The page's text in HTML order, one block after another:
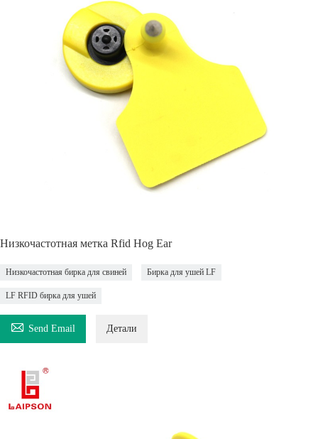
Низкочастотная метка Rfid Hog Ear
Низкочастотная бирка для свиней Бирка для ушей LF
LF RFID бирка для ушей
 Send Email Детали